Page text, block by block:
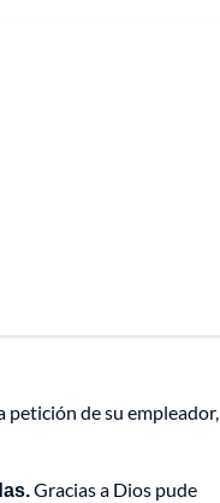
petición de su empleador,
Gracias a Dios pude